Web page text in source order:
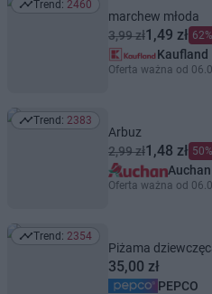
Trend: 2460
Trend: 2460
marchew młoda
3,99 zł1,49 zł
Kaufland
Oferta ważna od
Trend: 2383
Trend: 2383
Arbuz
2,99 zł1,48 zł
Auchan
Oferta ważna od
Trend: 2354
Trend: 2354
Piżama
35,00 zł
PEPCO